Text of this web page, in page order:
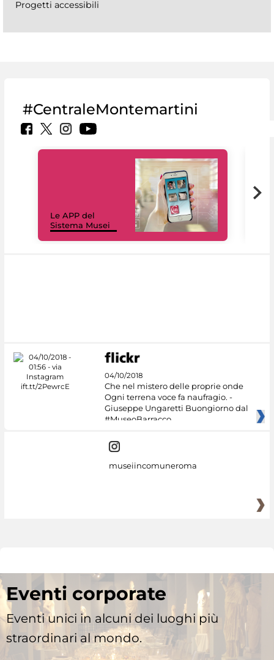
Progetti accessibili
#CentraleMontemartini
Le APP del
Sistema Musei
04/10/2018
Che nel mistero delle proprie onde
Ogni terrena voce fa naufragio. -
Giuseppe Ungaretti Buongiorno dal
#MuseoBarracco
museiincomuneroma
Eventi corporate
Eventi unici in alcuni dei luoghi più
straordinari al mondo.